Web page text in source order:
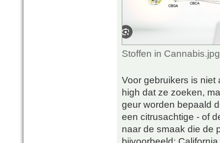
Stoffen in
Voor gebruikers is niet
high dat ze zoeken,
geur worden bepaald
een citrusachtige - of
naar de smaak die de